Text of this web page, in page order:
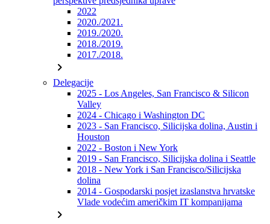
2022
2020./2021.
2019./2020.
2018./2019.
2017./2018.
chevron_right
Delegacije
2025 - Los Angeles, San Francisco & Silicon
Valley
2024 - Chicago i Washington DC
2023 - San Francisco, Silicijska dolina, Austin i
Houston
2022 - Boston i New York
2019 - San Francisco, Silicijska dolina i Seattle
2018 - New York i San Francisco/Silicijska
dolina
2014 - Gospodarski posjet izaslanstva hrvatske
Vlade vodećim američkim IT kompanijama
chevron_right